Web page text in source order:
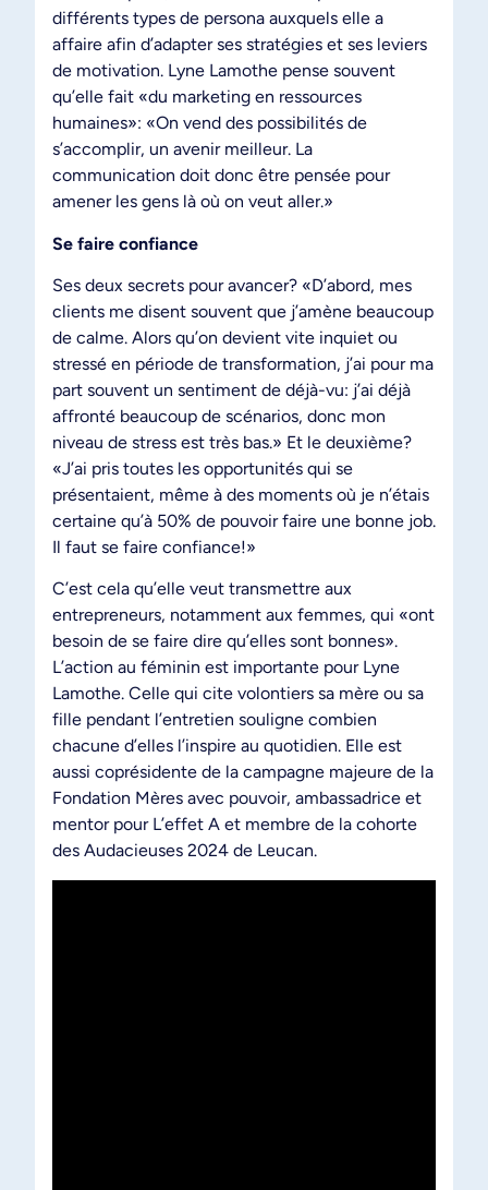
différents types de persona auxquels elle a
affaire afin d’adapter ses stratégies et ses leviers
de motivation. Lyne Lamothe pense souvent
qu’elle fait «du marketing en ressources
humaines»: «On vend des possibilités de
s’accomplir, un avenir meilleur. La
communication doit donc être pensée pour
amener les gens là où on veut aller.»
Se faire confiance
Ses deux secrets pour avancer? «D’abord, mes
clients me disent souvent que j’amène beaucoup
de calme. Alors qu’on devient vite inquiet ou
stressé en période de transformation, j’ai pour ma
part souvent un sentiment de déjà-vu: j’ai déjà
affronté beaucoup de scénarios, donc mon
niveau de stress est très bas.» Et le deuxième?
«J’ai pris toutes les opportunités qui se
présentaient, même à des moments où je n’étais
certaine qu’à 50% de pouvoir faire une bonne job.
Il faut se faire confiance!»
C’est cela qu’elle veut transmettre aux
entrepreneurs, notamment aux femmes, qui «ont
besoin de se faire dire qu’elles sont bonnes».
L’action au féminin est importante pour Lyne
Lamothe. Celle qui cite volontiers sa mère ou sa
fille pendant l’entretien souligne combien
chacune d’elles l’inspire au quotidien. Elle est
aussi coprésidente de la campagne majeure de la
Fondation Mères avec pouvoir, ambassadrice et
mentor pour L’effet A et membre de la cohorte
des Audacieuses 2024 de Leucan.